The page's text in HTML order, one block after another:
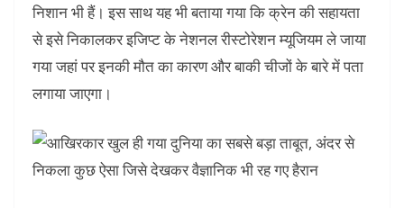
निशान भी हैं। इस साथ यह भी बताया गया कि क्रेन की सहायता
से इसे निकालकर इजिप्ट के नेशनल रीस्टोरेशन म्यूजियम ले जाया
गया जहां पर इनकी मौत का कारण और बाकी चीजों के बारे में पता
लगाया जाएगा।